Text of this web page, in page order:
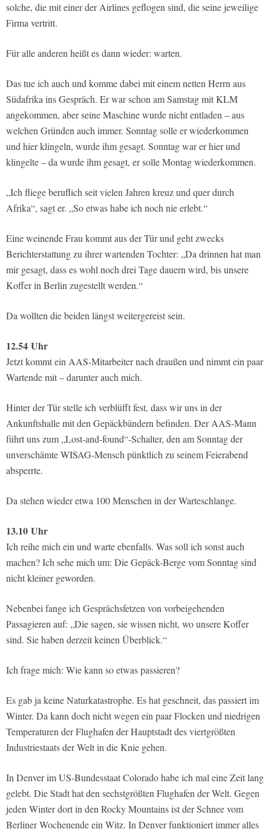
solche, die mit einer der Airlines geflogen sind, die seine jeweilige
Firma vertritt.
Für alle anderen heißt es dann wieder: warten.
Das tue ich auch und komme dabei mit einem netten Herrn aus
Südafrika ins Gespräch. Er war schon am Samstag mit KLM
angekommen, aber seine Maschine wurde nicht entladen – aus
welchen Gründen auch immer. Sonntag solle er wiederkommen
und hier klingeln, wurde ihm gesagt. Sonntag war er hier und
klingelte – da wurde ihm gesagt, er solle Montag wiederkommen.
„Ich fliege beruflich seit vielen Jahren kreuz und quer durch
Afrika“, sagt er. „So etwas habe ich noch nie erlebt.“
Eine weinende Frau kommt aus der Tür und geht zwecks
Berichterstattung zu ihrer wartenden Tochter: „Da drinnen hat man
mir gesagt, dass es wohl noch drei Tage dauern wird, bis unsere
Koffer in Berlin zugestellt werden.“
Da wollten die beiden längst weitergereist sein.
12.54 Uhr
Jetzt kommt ein AAS-Mitarbeiter nach draußen und nimmt ein paar
Wartende mit – darunter auch mich.
Hinter der Tür stelle ich verblüfft fest, dass wir uns in der
Ankunftshalle mit den Gepäckbändern befinden. Der AAS-Mann
führt uns zum „Lost-and-found“-Schalter, den am Sonntag der
unverschämte WISAG-Mensch pünktlich zu seinem Feierabend
absperrte.
Da stehen wieder etwa 100 Menschen in der Warteschlange.
13.10 Uhr
Ich reihe mich ein und warte ebenfalls. Was soll ich sonst auch
machen? Ich sehe mich um: Die Gepäck-Berge vom Sonntag sind
nicht kleiner geworden.
Nebenbei fange ich Gesprächsfetzen von vorbeigehenden
Passagieren auf: „Die sagen, sie wissen nicht, wo unsere Koffer
sind. Sie haben derzeit keinen Überblick.“
Ich frage mich: Wie kann so etwas passieren?
Es gab ja keine Naturkatastrophe. Es hat geschneit, das passiert im
Winter. Da kann doch nicht wegen ein paar Flocken und niedrigen
Temperaturen der Flughafen der Hauptstadt des viertgrößten
Industriestaats der Welt in die Knie gehen.
In Denver im US-Bundesstaat Colorado habe ich mal eine Zeit lang
gelebt. Die Stadt hat den sechstgrößten Flughafen der Welt. Gegen
jeden Winter dort in den Rocky Mountains ist der Schnee vom
Berliner Wochenende ein Witz. In Denver funktioniert immer alles